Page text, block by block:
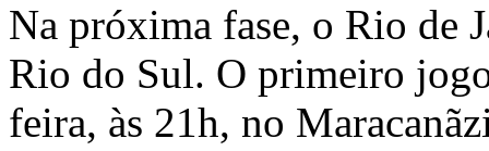
Na próxima fase, o Rio de
Rio do Sul. O primeiro
feira, às 21h, no